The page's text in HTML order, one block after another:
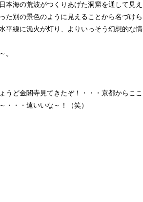
本海の荒波がつくりあげた洞窟を通して見え
た別の景色のように見えることから名づけら
平線に漁火が灯り、よりいっそう幻想的な情
。
うど金閣寺見てきたぞ！・・・京都からここ
・・・遠いいな～！（笑）